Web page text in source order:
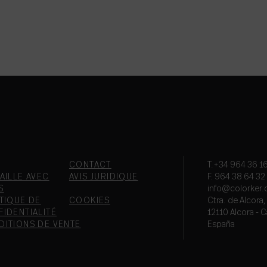
CONTACT
AVEC
AVIS JURIDIQUE
DE
COOKIES
DE VENTE
T.+34 964 36
F. 964 38 64 32
Ctra. de Alcora,
12110 Alcora -
España